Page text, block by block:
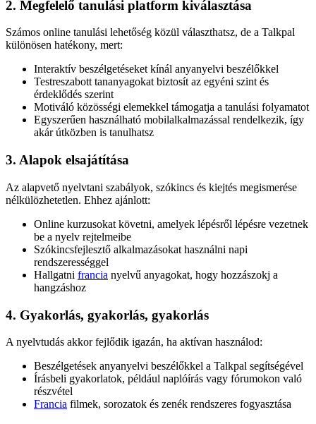
2. Megfelelő tanulási platform kiválasztása
Számos online tanulási lehetőség közül választhatsz, de a Talkpal
különösen hatékony, mert:
Interaktív beszélgetéseket kínál anyanyelvi beszélőkkel
Testreszabott tananyagokat biztosít az egyéni szint és
érdeklődés szerint
Motiváló közösségi elemekkel támogatja a tanulási folyamatot
Egyszerűen használható mobilalkalmazással rendelkezik, így
akár útközben is tanulhatsz
3. Alapok elsajátítása
Az alapvető nyelvtani szabályok, szókincs és kiejtés megismerése
nélkülözhetetlen. Ehhez ajánlott:
Online kurzusokat követni, amelyek lépésről lépésre vezetnek
be a nyelv rejtelmeibe
Szókincsfejlesztő alkalmazásokat használni napi
rendszerességgel
Hallgatni francia nyelvű anyagokat, hogy hozzászokj a
hangzáshoz
4. Gyakorlás, gyakorlás, gyakorlás
A nyelvtudás akkor fejlődik igazán, ha aktívan használod:
Beszélgetések anyanyelvi beszélőkkel a Talkpal segítségével
Írásbeli gyakorlatok, például naplóírás vagy fórumokon való
részvétel
Francia filmek, sorozatok és zenék rendszeres fogyasztása